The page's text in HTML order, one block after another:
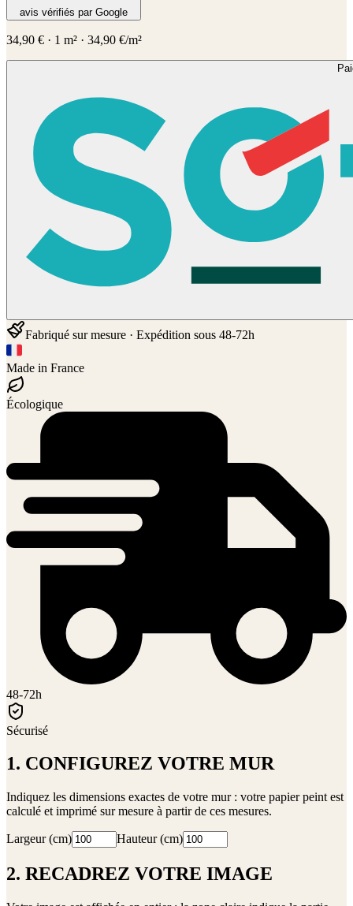
avis vérifiés par Google
34,90 € · 1 m² · 34,90 €/m²
Fabriqué sur mesure · Expédition sous 48-72h
Made in France
Écologique
48-72h
Sécurisé
1. CONFIGUREZ VOTRE MUR
Indiquez les dimensions exactes de votre mur : votre papier peint est
calculé et imprimé sur mesure à partir de ces mesures.
Largeur (cm) Hauteur (cm)
2. RECADREZ VOTRE IMAGE